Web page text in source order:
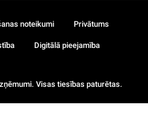
Visas tiesības paturētas.
noteikumi Privātums
Digitālā pieejamība